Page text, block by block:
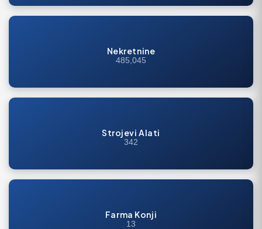
Nekretnine
485,045
Strojevi Alati
342
Farma Konji
13